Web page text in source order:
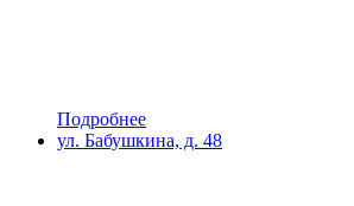
Подробнее
ул. Бабушкина, д. 48